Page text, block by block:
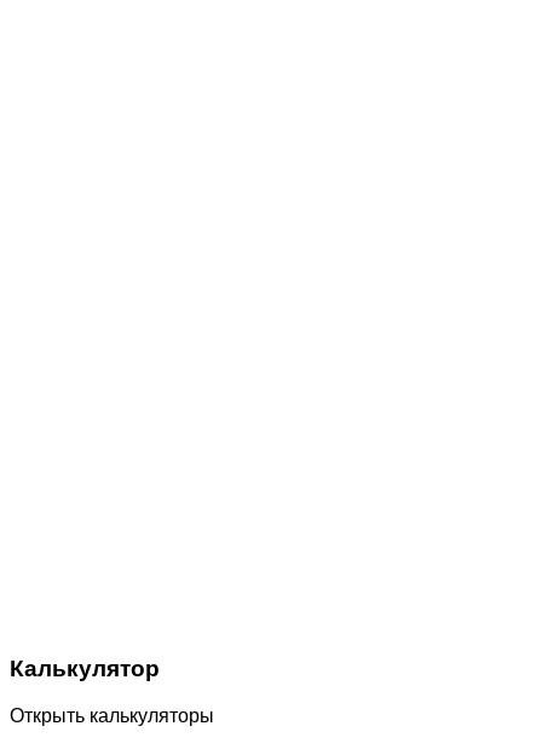
Калькулятор
Открыть калькуляторы